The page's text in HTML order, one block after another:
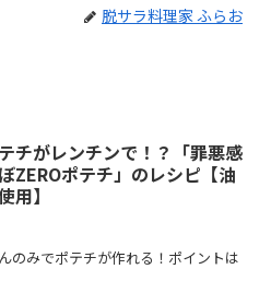
脱サラ料理家 ふらお
チがレンチンで！？「罪悪感
ZEROポテチ」のレシピ【油
用】
のみでポテチが作れる！ポイントは